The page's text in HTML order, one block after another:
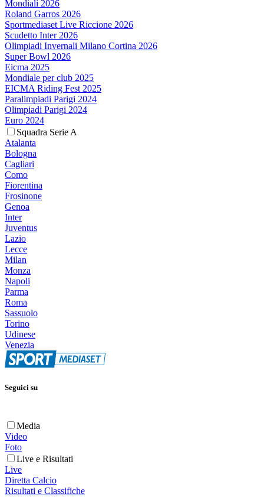
Mondiali 2026
Roland Garros 2026
Sportmediaset Live Riccione 2026
Scudetto Inter 2026
Olimpiadi Invernali Milano Cortina 2026
Super Bowl 2026
Eicma 2025
Mondiale per club 2025
EICMA Riding Fest 2025
Paralimpiadi Parigi 2024
Olimpiadi Parigi 2024
Euro 2024
Squadra Serie A
Atalanta
Bologna
Cagliari
Como
Fiorentina
Frosinone
Genoa
Inter
Juventus
Lazio
Lecce
Milan
Monza
Napoli
Parma
Roma
Sassuolo
Torino
Udinese
Venezia
Seguici su
Media
Video
Foto
Live e Risultati
Live
Diretta Calcio
Risultati e Classifiche